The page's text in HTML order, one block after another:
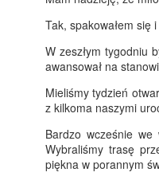
Tak, spakowałem się
W zeszłym tygodniu
awansował na
Mieliśmy tydzień
z kilkoma naszymi
Bardzo wcześnie
Wybraliśmy trasę
piękna w porannym